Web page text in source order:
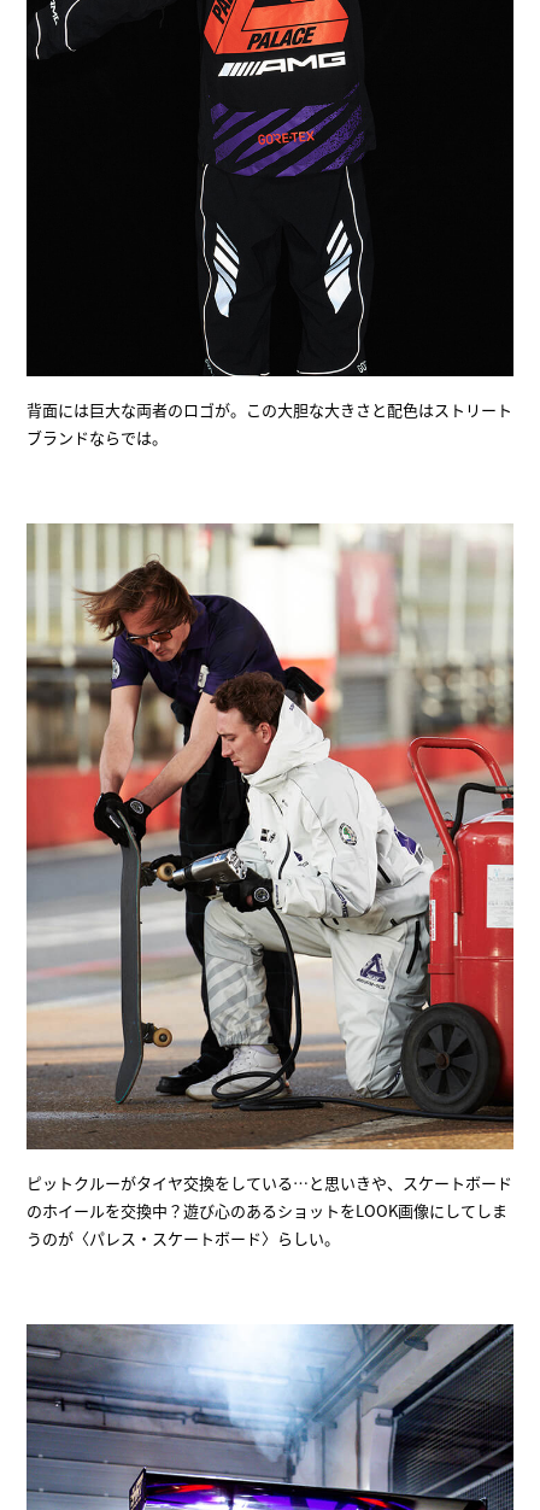
背面には巨大な両者のロゴが。この大胆な大きさと配色はストリート
ブランドならでは。
ピットクルーがタイヤ交換をしている…と思いきや、スケートボード
のホイールを交換中？遊び心のあるショットをLOOK画像にしてしま
うのが〈パレス・スケートボード〉らしい。